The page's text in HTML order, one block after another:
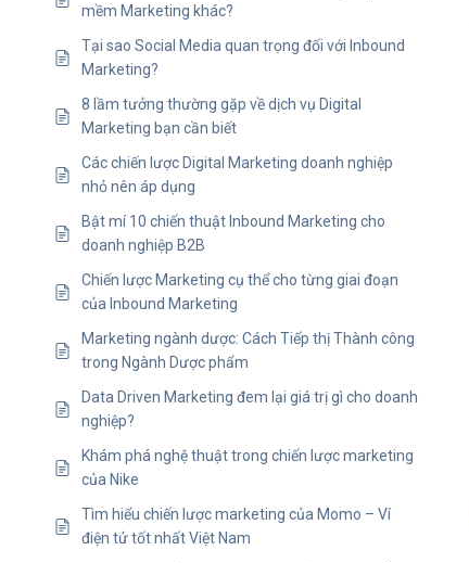
mềm Marketing khác?
Tại sao Social Media quan trọng đối với Inbound
Marketing?
8 lầm tưởng thường gặp về dịch vụ Digital
Marketing bạn cần biết
Các chiến lược Digital Marketing doanh nghiệp
nhỏ nên áp dụng
Bật mí 10 chiến thuật Inbound Marketing cho
doanh nghiệp B2B
Chiến lược Marketing cụ thể cho từng giai đoạn
của Inbound Marketing
Marketing ngành dược: Cách Tiếp thị Thành công
trong Ngành Dược phẩm
Data Driven Marketing đem lại giá trị gì cho doanh
nghiệp?
Khám phá nghệ thuật trong chiến lược marketing
của Nike
Tìm hiểu chiến lược marketing của Momo – Ví
điện tử tốt nhất Việt Nam